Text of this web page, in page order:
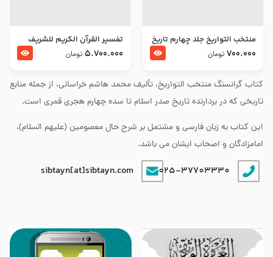
کتاب گرانسنگ منتخب التواريخ، تألیف محمد هاشم خراسانی، از جمله منابع
تاریخی که در بردارنده تاریخ صدر اسلام تا سده چهارم هجری قمری است.
این کتاب به زبان فارسی و مشتمل بر شرح حال معصومین (علیهم السلام)،
امامزادگان و اصحاب ایشان می باشد.
025-37703330
sibtayn[at]sibtayn.com
منتخب التواریخ جلد چهارم تاریخ
امام زین العابدین و امام محمد
700.000 تومان
تفسير القرآن الكريم للشريف
المرتضي قدس سرّه
5.700.000 تومان